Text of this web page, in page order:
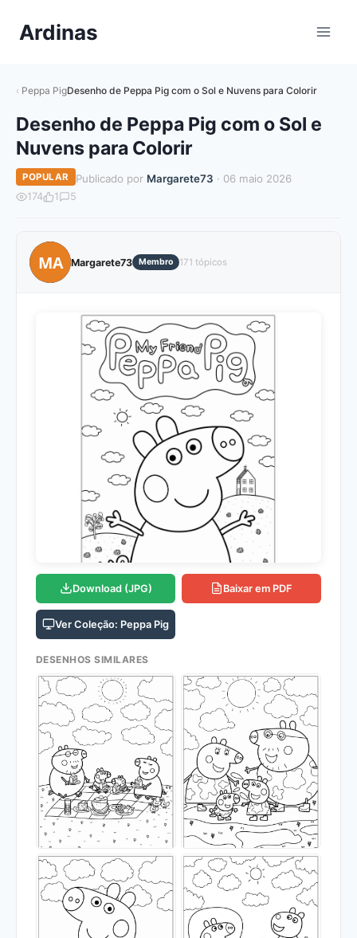
paraArdinas
Peppa PigDesenho de Peppa Pig com o Sol e Nuvens para Colorir
Desenho de Peppa Pig com o Sol e
Nuvens para Colorir
POPULAR Publicado por Margarete73 · 06 maio 2026
174 1 5
MA Margarete73 Membro 171 tópicos
Download (JPG) Baixar em PDF
Ver Coleção: Peppa Pig
DESENHOS SIMILARES